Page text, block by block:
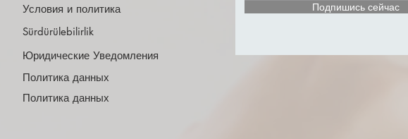
Подпишись сейчас
Политика данных
Условия и политика
Юридические Уведомления
Политика данных
Sürdürülebilirlik